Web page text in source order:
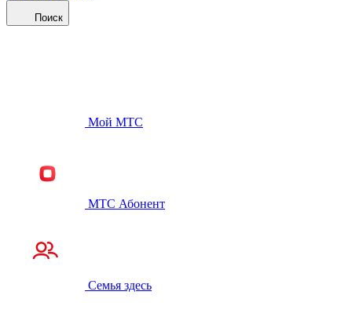
Поиск
Мой МТС
МТС Абонент
Семья здесь